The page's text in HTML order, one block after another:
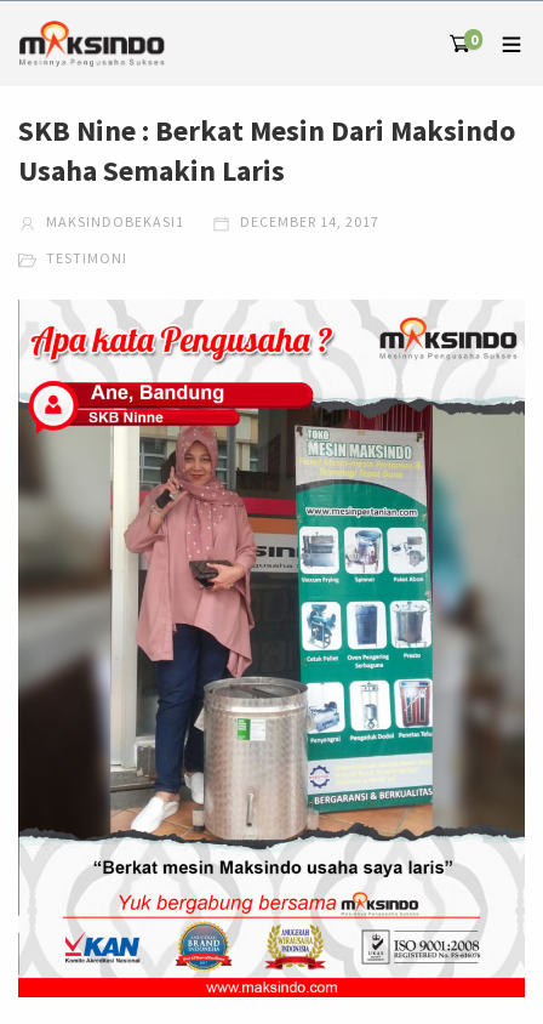
0
SKB Nine : Berkat Mesin Dari Maksindo
Usaha Semakin Laris
MAKSINDOBEKASI1 DECEMBER 14, 2017
TESTIMONI